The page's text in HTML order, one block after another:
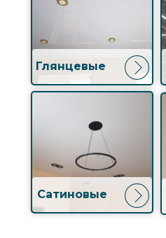
Глянцевые
Сатиновые